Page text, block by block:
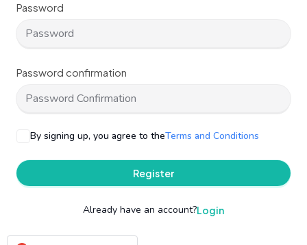
Password
Password confirmation
By signing up, you agree to theTerms and Conditions
Register
Already have an account?Login